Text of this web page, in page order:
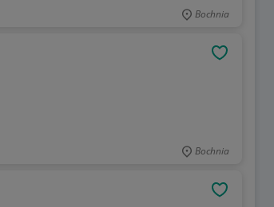
Bochnia
Bochnia